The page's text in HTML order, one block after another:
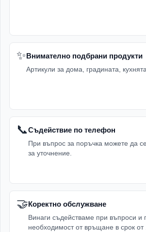
✨Внимателно подбрани продукти
Артикули за дома, градината,
📞Съдействие по телефон
При въпрос за поръчка можете да
за уточнение.
🤝Коректно обслужване
Винаги съдействаме при въпроси и
необходимост от връщане в срок от